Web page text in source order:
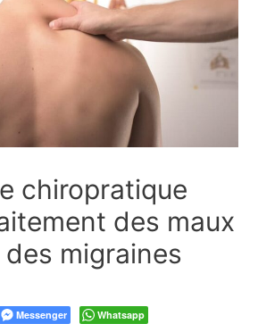
chiropratique
des maux
migraines
Messenger Whatsapp